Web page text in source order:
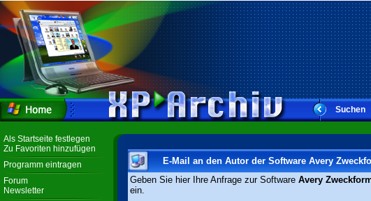
Suchen
Als Startseite festlegen
Zu Favoriten hinzufügen
Programm eintragen
Forum
Newsletter
E-Mail an den Autor der Software Avery
Geben Sie hier Ihre Anfrage zur Software Avery
ein.